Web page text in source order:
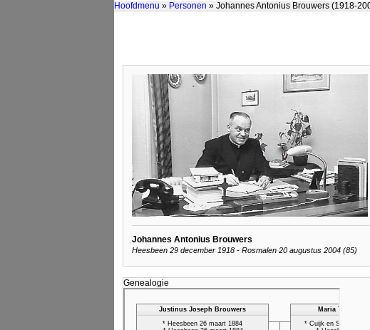
Hoofdmenu » Personen » Johannes Antonius Brouwers (1918-
Johannes Antonius Brouwers
Heesbeen 29 december 1918 - Rosmalen 20 augustus 2004 (85)
Genealogie